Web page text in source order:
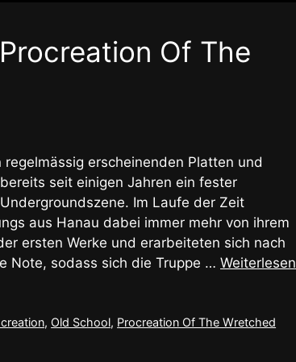
Of The
regelmässig erscheinenden Platten und
seit einigen Jahren ein fester
Im Laufe der Zeit
aus Hanau dabei immer mehr von ihrem
ersten Werke und erarbeiteten sich nach
Note, sodass sich die Truppe … Weiterlesen
, Old School, Procreation Of The Wretched